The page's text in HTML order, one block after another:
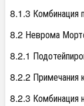
8.1.3 Комбинация
8.2 Неврома
8.2.1
8.2.2 Примечания
8.2.3 Комбинация